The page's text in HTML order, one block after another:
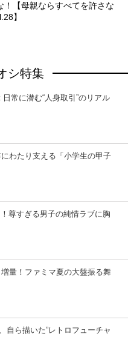
！【母親ならすべてを許さな
】
シ特集
常に潜む“人身取引”のリアル
わたり支える「小学生の甲子
尊すぎる男子の純情ラブに胸
量！ファミマ夏の大盤振る舞
自ら描いた”レトロフューチャ